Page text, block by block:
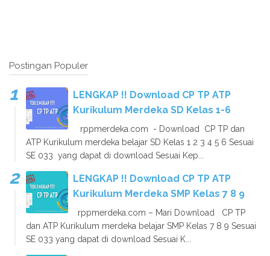
Postingan Populer
LENGKAP !! Download CP TP ATP
Kurikulum Merdeka SD Kelas 1-6
rppmerdeka.com - Download CP TP dan
ATP Kurikulum merdeka belajar SD Kelas 1 2 3 4 5 6 Sesuai
SE 033 yang dapat di download Sesuai Kep...
LENGKAP !! Download CP TP ATP
Kurikulum Merdeka SMP Kelas 7 8 9
rppmerdeka.com – Mari Download CP TP
dan ATP Kurikulum merdeka belajar SMP Kelas 7 8 9 Sesuai
SE 033 yang dapat di download Sesuai K...